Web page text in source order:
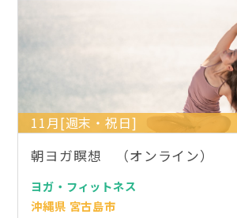
11月[週末・祝日]
朝ヨガ瞑想 （オンライン）
ヨガ・フィットネス
沖縄県 宮古島市